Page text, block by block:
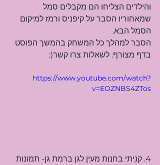
והילדים הצליחו הם מקבלים סמל
שמאחוריו הסבר על קיפניס ורמז למיקום
הסמל הבא.
הסבר למהלך כל המשחק בהמשך הפוסט
בדף מצורף. לשאלות צרו קשר(:
https://www.youtube.com/watch?
v=EOZNBS4ZTos
4. קניתי בחנות מעין לגן ברמת גן- תמונות